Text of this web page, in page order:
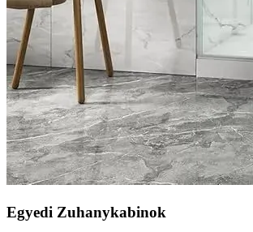
Egyedi Zuhanykabinok